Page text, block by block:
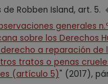
Robben Island, art. 5.
generales
sobre los Derechos
derecho a reparación
tratos o penas
(artículo 5)" (2017),